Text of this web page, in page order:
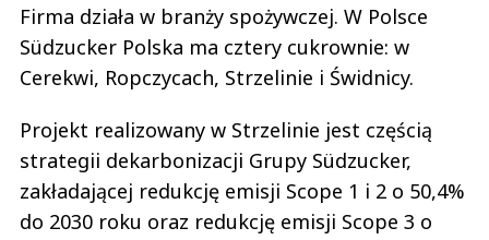
Firma działa w branży spożywczej. W Polsce
Südzucker Polska ma cztery cukrownie: w
Cerekwi, Ropczycach, Strzelinie i Świdnicy.
Projekt realizowany w Strzelinie jest częścią
strategii dekarbonizacji Grupy Südzucker,
zakładającej redukcję emisji Scope 1 i 2 o 50,4%
do 2030 roku oraz redukcję emisji Scope 3 o